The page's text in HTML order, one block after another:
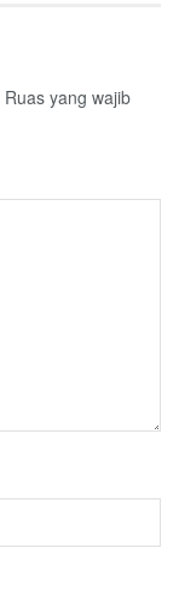
Ruas yang wajib